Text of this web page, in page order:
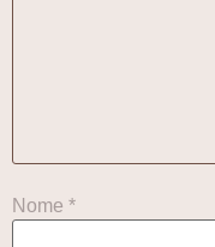
Nome *